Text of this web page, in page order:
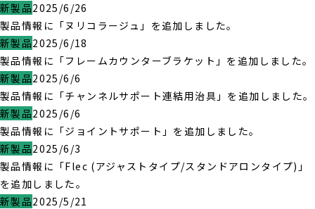
新製品2025/6/26
製品情報に「ヌリコラージュ」を追加しました。
新製品2025/6/18
製品情報に「フレームカウンターブラケット」を追加しました。
新製品2025/6/6
製品情報に「チャンネルサポート連結用治具」を追加しました。
新製品2025/6/6
製品情報に「ジョイントサポート」を追加しました。
新製品2025/6/3
製品情報に「Flec (アジャストタイプ/スタンドアロンタイプ)」
を追加しました。
新製品2025/5/21